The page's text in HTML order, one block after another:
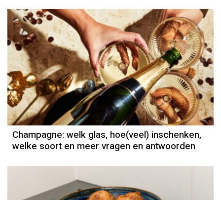
Champagne: welk glas, hoe(veel) inschenken,
welke soort en meer vragen en antwoorden